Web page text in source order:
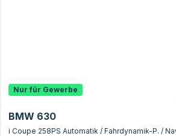
Nur für Gewerbe
BMW 630
i Coupe 258PS Automatik / Fahrdynamik-P. /